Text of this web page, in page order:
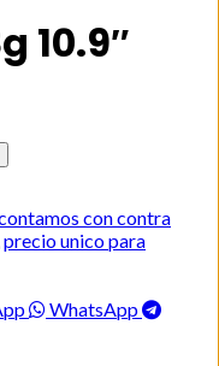
10.9″
con contra
precio unico para
WhatsApp